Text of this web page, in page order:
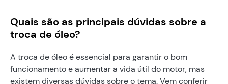
Quais são as principais dúvidas sobre a
troca de óleo?
A troca de óleo é essencial para garantir o bom
funcionamento e aumentar a vida útil do motor, mas
existem diversas dúvidas sobre o tema. Vem conferir